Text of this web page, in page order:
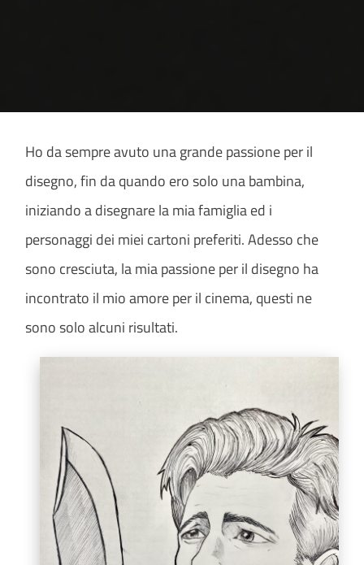
Ho da sempre avuto una grande passione per il
disegno, fin da quando ero solo una bambina,
iniziando a disegnare la mia famiglia ed i
personaggi dei miei cartoni preferiti. Adesso che
sono cresciuta, la mia passione per il disegno ha
incontrato il mio amore per il cinema, questi ne
sono solo alcuni risultati.